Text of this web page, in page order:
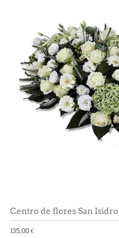
Centro de flores San Isidro
135,00 €